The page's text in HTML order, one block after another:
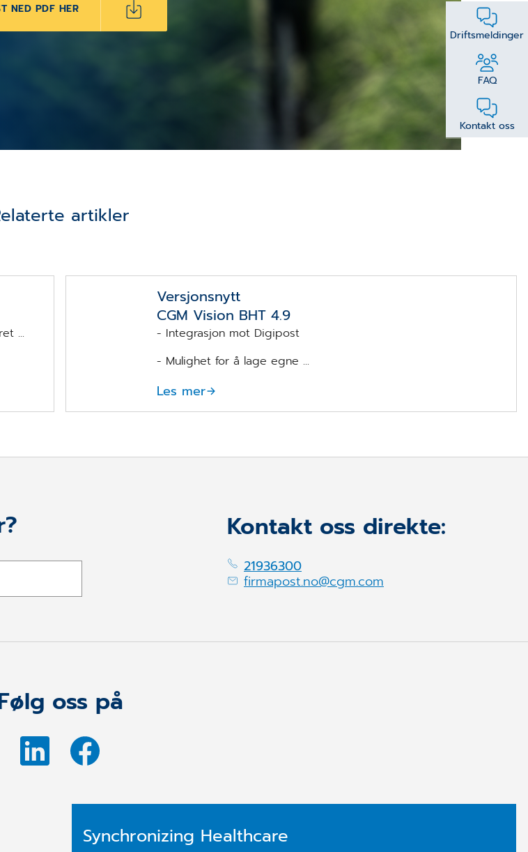
Driftsmeldinger
FAQ
Kontakt oss
NED PDF HER
artikler
...
Versjonsnytt
CGM Vision BHT 4.9
- Integrasjon mot Digipost
- Mulighet for å lage egne ...
Les mer
Kontakt oss direkte:
21936300
firmapost.no@cgm.com
oss på
Synchronizing Healthcare